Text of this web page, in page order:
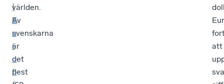
världen.
Av
svenskarna
är
det
flest
|
E
u
r
o
p
att